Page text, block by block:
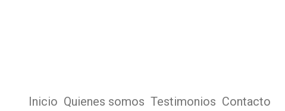
Inicio Quienes somos Testimonios Contacto